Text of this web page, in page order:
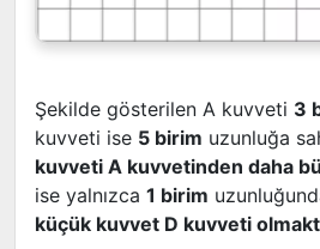
Şekilde gösterilen A kuvveti 3
kuvveti ise 5 birim uzunluğa
kuvveti A kuvvetinden daha
ise yalnızca 1 birim
küçük kuvvet D kuvveti